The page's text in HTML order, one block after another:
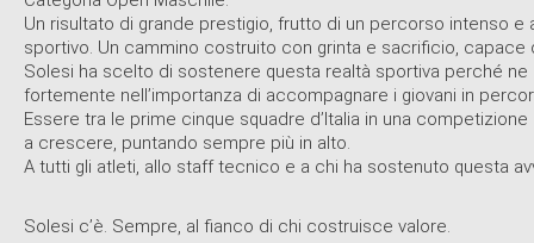
Un risultato di grande prestigio, frutto di un percorso intenso
sportivo. Un cammino costruito con grinta e sacrificio,
Solesi ha scelto di sostenere questa realtà sportiva perché
fortemente nell’importanza di accompagnare i giovani in
Essere tra le prime cinque squadre d’Italia in una
a crescere, puntando sempre più in alto.
A tutti gli atleti, allo staff tecnico e a chi ha sostenuto questa
Solesi c’è. Sempre, al fianco di chi costruisce valore.